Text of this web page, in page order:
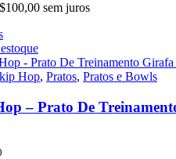
100,00 sem juros
Hop, Pratos, Pratos e Bowls
– Prato De